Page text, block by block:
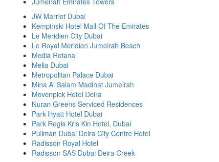
JW Marriot Dubai
Kempinski Hotel Mall Of The Emirates
Le Meridien City Dubai
Le Royal Meridien Jumeirah Beach
Media Rotana
Melia Dubai
Metropolitan Palace Dubai
Mina A' Salam Madinat Jumeirah
Movenpick Hotel Deira
Nuran Greens Serviced Residences
Park Hyatt Hotel Dubai
Park Regis Kris Kin Hotel, Dubai
Pullman Dubai Deira City Centre Hotel
Radisson Royal Hotel
Radisson SAS Dubai Deira Creek